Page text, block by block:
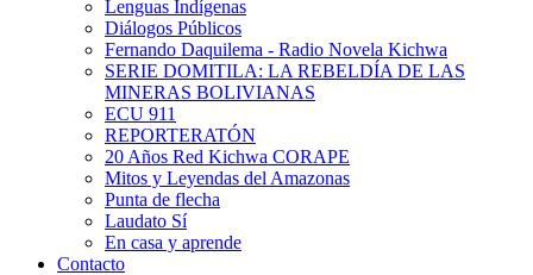
Lenguas Indígenas
Diálogos Públicos
Fernando Daquilema - Radio Novela Kichwa
SERIE DOMITILA: LA REBELDÍA DE LAS
MINERAS BOLIVIANAS
ECU 911
REPORTERATÓN
20 Años Red Kichwa CORAPE
Mitos y Leyendas del Amazonas
Punta de flecha
Laudato Sí
En casa y aprende
Contacto